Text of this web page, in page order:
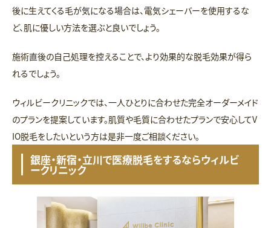
後に生えてくる毛が気になる場合は、電気シェーバーを使用するな
ど、肌に優しい方法を選ぶと良いでしょう。
施術直後の自己処理を控えることで、より効果的な脱毛効果が得ら
れるでしょう。
ウィルビークリニックでは、一人ひとりに合わせた完全オーダーメイド
のプランを提案しています。肌質や毛質に合わせたプランで安心してV
IO脱毛をしたいという方は是非一度ご相談ください。
銀座・新宿・立川で医療脱毛をするならウィルビ
ークリニック